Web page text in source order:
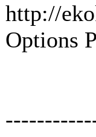
http://
Options